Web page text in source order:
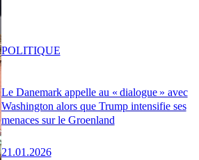
Le Danemark appelle au « dialogue » avec
Washington alors que Trump intensifie ses
menaces sur le Groenland
21.01.2026
POLITIQUE